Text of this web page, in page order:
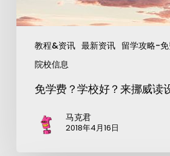
教程&资讯 最新资讯 留学攻略-
院校信息
免学费？学校好？来挪威读
马克君
2018年4月16日